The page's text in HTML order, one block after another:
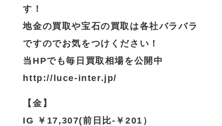
す！
地金の買取や宝石の買取は各社バラバラ
ですのでお気をつけください！
当HPでも毎日買取相場を公開中
http://luce-inter.jp/
【金】
IG ￥17,307(前日比-￥201）